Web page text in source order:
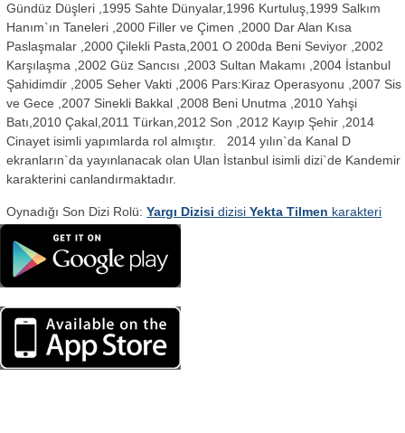
Gündüz Düşleri ,1995 Sahte Dünyalar,1996 Kurtuluş,1999 Salkım
Hanım`ın Taneleri ,2000 Filler ve Çimen ,2000 Dar Alan Kısa
Paslaşmalar ,2000 Çilekli Pasta,2001 O 200da Beni Seviyor ,2002
Karşılaşma ,2002 Güz Sancısı ,2003 Sultan Makamı ,2004 İstanbul
Şahidimdir ,2005 Seher Vakti ,2006 Pars:Kiraz Operasyonu ,2007 Sis
ve Gece ,2007 Sinekli Bakkal ,2008 Beni Unutma ,2010 Yahşi
Batı,2010 Çakal,2011 Türkan,2012 Son ,2012 Kayıp Şehir ,2014
Cinayet isimli yapımlarda rol almıştır. 2014 yılın`da Kanal D
ekranların`da yayınlanacak olan Ulan İstanbul isimli dizi`de Kandemir
karakterini canlandırmaktadır.
Oynadığı Son Dizi Rolü:Yargı Dizisi dizisiYekta Tilmen karakteri